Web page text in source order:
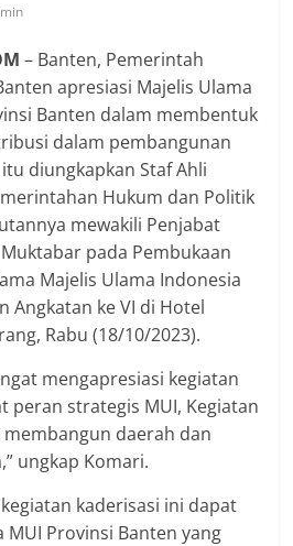
– Banten, Pemerintah
apresiasi Majelis Ulama
Banten dalam membentuk
dalam pembangunan
diungkapkan Staf Ahli
Hukum dan Politik
mewakili Penjabat
pada Pembukaan
Majelis Ulama Indonesia
Angkatan ke VI di Hotel
Rabu (18/10/2023).
mengapresiasi kegiatan
peran strategis MUI, Kegiatan
daerah dan
ungkap Komari.
kaderisasi ini dapat
Provinsi Banten yang